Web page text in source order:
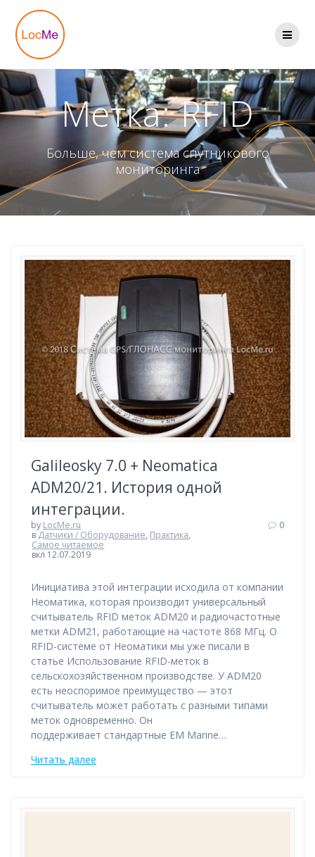
Метка:RFID
Больше, чем система спутникового
мониторинга
Galileosky 7.0 + Neomatica
ADM20/21. История одной
интеграции.
by LocMe.ru
в Датчики / Оборудование, Практика,
Самое читаемое
вкл 12.07.2019
0
Инициатива этой интеграции исходила от компании
Неоматика, которая производит универсальный
считыватель RFID меток ADM20 и радиочастотные
метки ADM21, работающие на частоте 868 МГц. О
RFID-системе от Неоматики мы уже писали в
статье Использование RFID-меток в
сельскохозяйственном производстве. У ADM20
есть неоспоримое преимущество — этот
считыватель может работать с разными типами
меток одновременно. Он
поддерживает стандартные EM Marine…
Читать далее